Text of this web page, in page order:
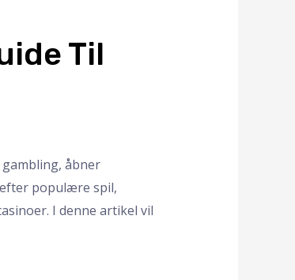
Til
åbner
populære spil,
I denne artikel vil